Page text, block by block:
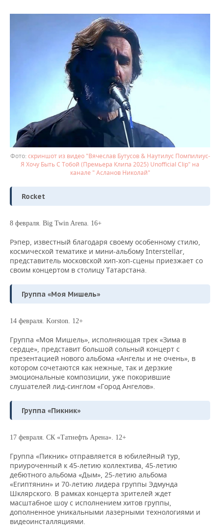
скриншот из видео "Вячеслав Бутусов & Наутилус Помпилиус-
Я Хочу Быть С Тобой (Премьера Клипа 2025) Unofficial Clip" на
канале " Асланов Николай"
Rocket
8 февраля. Big Twin Arena. 16+
Рэпер, известный благодаря своему особенному стилю,
космической тематике и мини-альбому Interstellar,
представитель московской хип-хоп-сцены приезжает со
своим концертом в столицу Татарстана.
Группа «Моя Мишель»
14 февраля. Korston. 12+
Группа «Моя Мишель», исполняющая трек «Зима в
сердце», представит большой сольный концерт с
презентацией нового альбома «Ангелы и не очень», в
котором сочетаются как нежные, так и дерзкие
эмоциональные композиции, уже покорившие
слушателей лид-синглом «Город Ангелов».
Группа «Пикник»
17 февраля. СК «Татнефть Арена». 12+
Группа «Пикник» отправляется в юбилейный тур,
приуроченный к 45-летию коллектива, 45-летию
дебютного альбома «Дым», 25-летию альбома
«Египтянин» и 70-летию лидера группы Эдмунда
Шклярского. В рамках концерта зрителей ждет
масштабное шоу с исполнением хитов группы,
дополненное уникальными лазерными технологиями и
видеоинсталляциями.